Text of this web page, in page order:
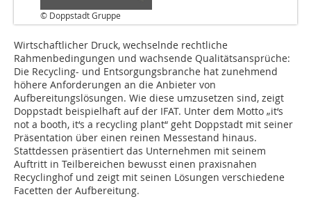
© Doppstadt Gruppe
Wirtschaftlicher Druck, wechselnde rechtliche
Rahmenbedingungen und wachsende Qualitätsansprüche:
Die Recycling- und Entsorgungsbranche hat zunehmend
höhere Anforderungen an die Anbieter von
Aufbereitungslösungen. Wie diese umzusetzen sind, zeigt
Doppstadt beispielhaft auf der IFAT. Unter dem Motto „it‘s
not a booth, it‘s a recycling plant“ geht Doppstadt mit seiner
Präsentation über einen reinen Messestand hinaus.
Stattdessen präsentiert das Unternehmen mit seinem
Auftritt in Teilbereichen bewusst einen praxisnahen
Recyclinghof und zeigt mit seinen Lösungen verschiedene
Facetten der Aufbereitung.